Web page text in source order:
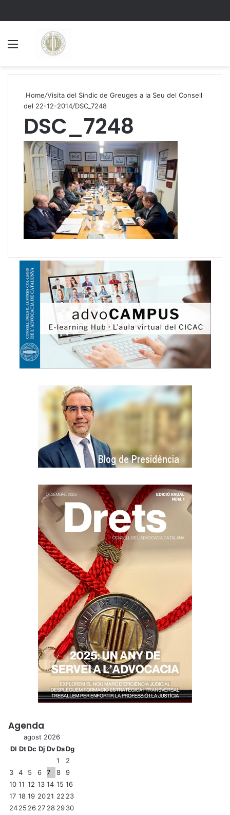
Home/Visita del Síndic de Greuges a la Seu del Consell
del 22-12-2014/DSC_7248
DSC_7248
Agenda
agost 2026
Dl DtDc Dj DvDsDg
1
2
3
4 5 6 7 8
9
10 11 12 13 14 15 16
17 18 19 2021 22 23
2425 26 27 28 2930